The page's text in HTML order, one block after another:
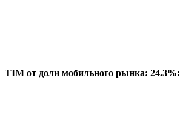
TIM от доли мобильного рынка: 24.3%: